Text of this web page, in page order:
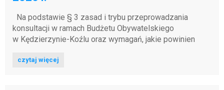
Na podstawie § 3 zasad i trybu przeprowadzania
konsultacji w ramach Budżetu Obywatelskiego
w Kędzierzynie-Koźlu oraz wymagań, jakie powinien
załącznik do uchwały nr...
czytaj więcej